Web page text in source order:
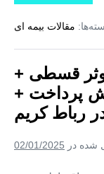
اقساطی
+
کوثر
+
خرید
بیمه
ثالث
بدون
پرداخت
+
مقالات بیمه ای
قسطی +
پرداخت +
رباط کریم
شده در 02/01/2025